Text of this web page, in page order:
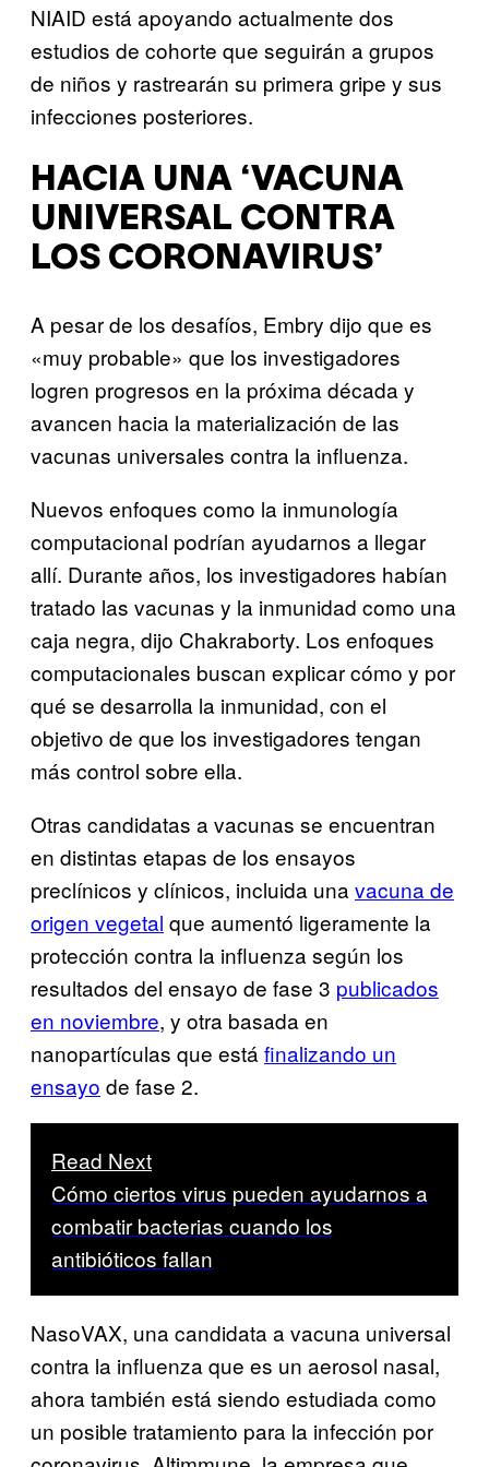
NIAID está apoyando actualmente dos
estudios de cohorte que seguirán a grupos
de niños y rastrearán su primera gripe y sus
infecciones posteriores.
HACIA UNA ‘VACUNA
UNIVERSAL CONTRA
LOS CORONAVIRUS’
A pesar de los desafíos, Embry dijo que es
«muy probable» que los investigadores
logren progresos en la próxima década y
avancen hacia la materialización de las
vacunas universales contra la influenza.
Nuevos enfoques como la inmunología
computacional podrían ayudarnos a llegar
allí. Durante años, los investigadores habían
tratado las vacunas y la inmunidad como una
caja negra, dijo Chakraborty. Los enfoques
computacionales buscan explicar cómo y por
qué se desarrolla la inmunidad, con el
objetivo de que los investigadores tengan
más control sobre ella.
Otras candidatas a vacunas se encuentran
en distintas etapas de los ensayos
preclínicos y clínicos, incluida una vacuna de
origen vegetal que aumentó ligeramente la
protección contra la influenza según los
resultados del ensayo de fase 3 publicados
en noviembre, y otra basada en
nanopartículas que está finalizando un
ensayo de fase 2.
Read Next
Cómo ciertos virus pueden ayudarnos a
combatir bacterias cuando los
antibióticos fallan
NasoVAX, una candidata a vacuna universal
contra la influenza que es un aerosol nasal,
ahora también está siendo estudiada como
un posible tratamiento para la infección por